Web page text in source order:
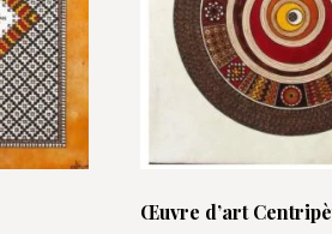
Œuvre d’art